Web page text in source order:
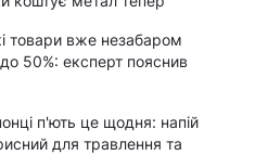
товари вже незабаром
50%: експерт пояснив
п'ють це щодня: напій
для травлення та